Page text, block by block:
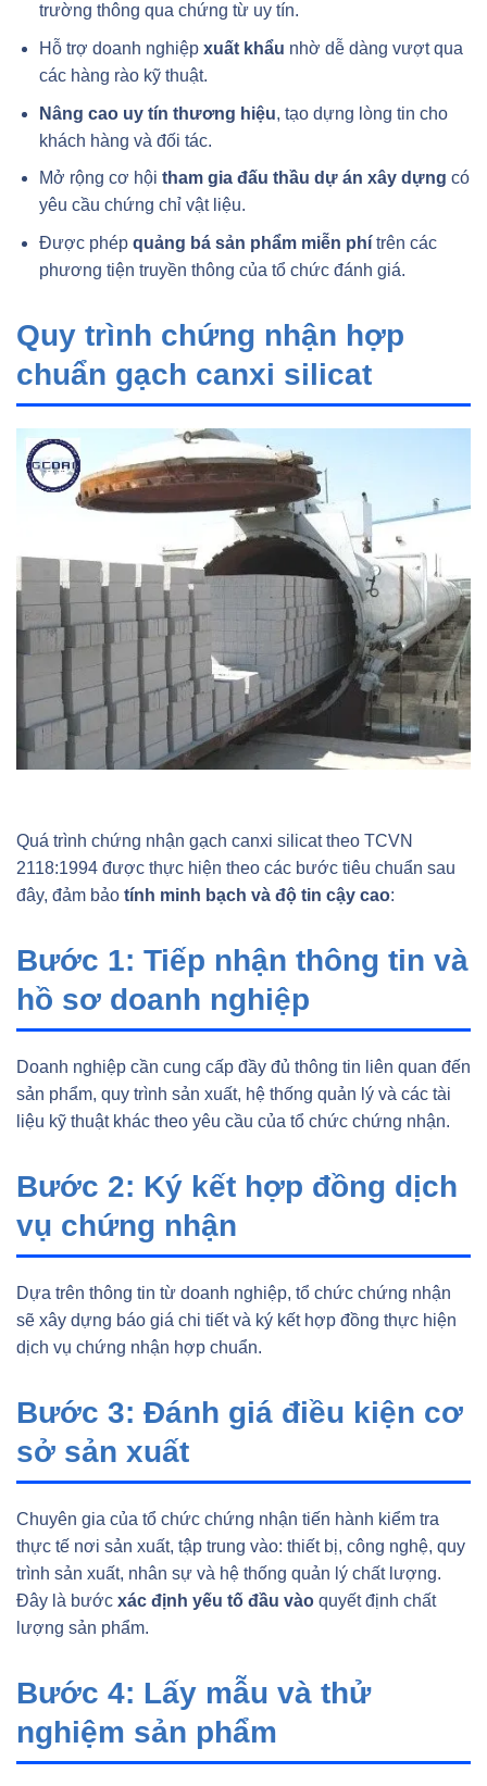
trường thông qua chứng từ uy tín.
Hỗ trợ doanh nghiệp xuất khẩu nhờ dễ dàng vượt qua
các hàng rào kỹ thuật.
Nâng cao uy tín thương hiệu, tạo dựng lòng tin cho
khách hàng và đối tác.
Mở rộng cơ hội tham gia đấu thầu dự án xây dựng có
yêu cầu chứng chỉ vật liệu.
Được phép quảng bá sản phẩm miễn phítrên các
phương tiện truyền thông của tổ chức đánh giá.
Quy trình chứng nhận hợp
chuẩn gạch canxi silicat
Quá trình chứng nhận gạch canxi silicat theo TCVN
2118:1994 được thực hiện theo các bước tiêu chuẩn sau
đây, đảm bảo tính minh bạch và độ tin cậy cao:
Bước 1: Tiếp nhận thông tin và
hồ sơ doanh nghiệp
Doanh nghiệp cần cung cấp đầy đủ thông tin liên quan đến
sản phẩm, quy trình sản xuất, hệ thống quản lý và các tài
liệu kỹ thuật khác theo yêu cầu của tổ chức chứng nhận.
Bước 2: Ký kết hợp đồng dịch
vụ chứng nhận
Dựa trên thông tin từ doanh nghiệp, tổ chức chứng nhận
sẽ xây dựng báo giá chi tiết và ký kết hợp đồng thực hiện
dịch vụ chứng nhận hợp chuẩn.
Bước 3: Đánh giá điều kiện cơ
sở sản xuất
Chuyên gia của tổ chức chứng nhận tiến hành kiểm tra
thực tế nơi sản xuất, tập trung vào: thiết bị, công nghệ, quy
trình sản xuất, nhân sự và hệ thống quản lý chất lượng.
Đây là bước xác định yếu tố đầu vào quyết định chất
lượng sản phẩm.
Bước 4: Lấy mẫu và thử
nghiệm sản phẩm